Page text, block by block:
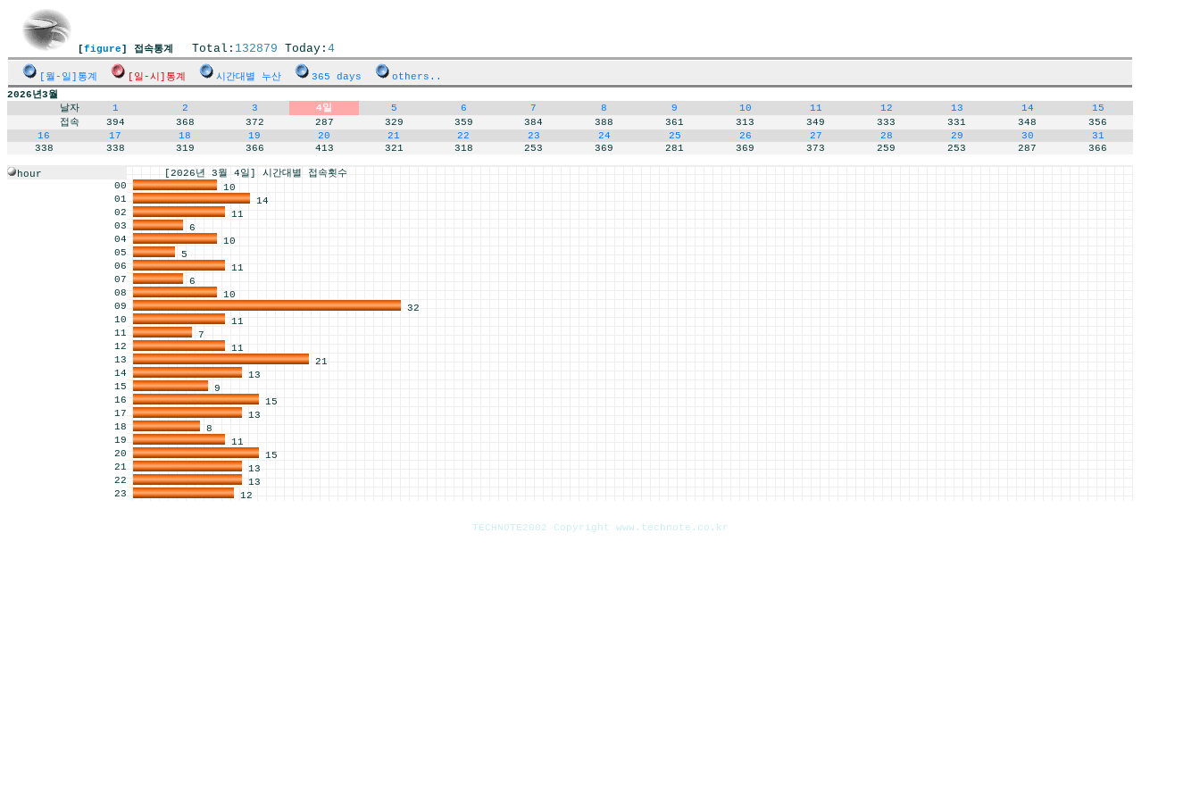
[figure] 접속통계 Total: 132879 Today: 4
[월-일]통계 [일-시]통계 시간대별 누산 365 days
others..
2026년3월
날자
1 2 3 4일 5 6 7 8 9 10 11 12 13 14
15
접속
394 368 372 287 329 359 384 388 361 313 349 333 331 348
356
16
17 18 19 20 21 22 23 24 25 26 27 28 29 30
31
338
338 319 366 413 321 318 253 369 281 369 373 259 253 287 366
hour
[2026년 3월 4일] 시간대별 접속횟수
00
10
01
14
02
11
03
6
04
10
05
5
06
11
07
6
08
10
09
32
10
11
11
7
12
11
13
21
14
13
15
9
16
15
17
13
18
8
19
11
20
15
21
13
22
13
23
12
TECHNOTE2002 Copyright www.technote.co.kr